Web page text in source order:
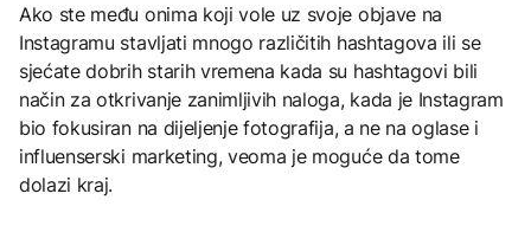
Ako ste među onima koji vole uz svoje objave na
Instagramu stavljati mnogo različitih hashtagova ili se
sjećate dobrih starih vremena kada su hashtagovi bili
način za otkrivanje zanimljivih naloga, kada je Instagram
bio fokusiran na dijeljenje fotografija, a ne na oglase i
influenserski marketing, veoma je moguće da tome
dolazi kraj.